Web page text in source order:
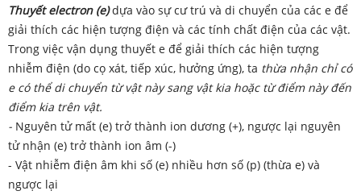
Thuyết electron (e)dựa vào sự cư trú và di chuyển của các e để
giải thích các hiện tượng điện và các tính chất điện của các vật.
Trong việc vận dụng thuyết e để giải thích các hiện tượng
nhiễm điện (do cọ xát, tiếp xúc, hưởng ứng), ta thừa nhận chỉ có
e có thể di chuyển từ vật này sang vật kia hoặc từ điểm này đến
điểm kia trên vật.
- Nguyên tử mất (e) trở thành ion dương (+), ngược lại nguyên
tử nhận (e) trở thành ion âm (-)
- Vật nhiễm điện âm khi số (e) nhiều hơn số (p) (thừa e) và
ngược lại